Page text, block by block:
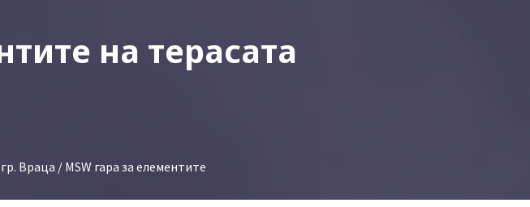
на терасата
Враца / MSW гара за елементите